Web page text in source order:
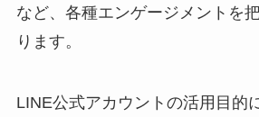
など、各種エンゲージメントを
ります。
LINE公式アカウントの活用目的